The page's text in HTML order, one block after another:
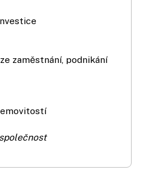
zaměstnání, podnikání